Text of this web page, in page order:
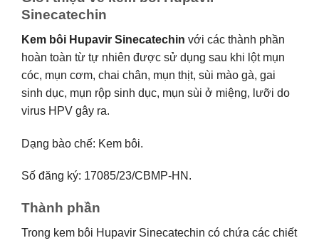
Sinecatechin
Kem bôi Hupavir Sinecatechin với các thành phần
hoàn toàn từ tự nhiên được sử dụng sau khi lột mụn
cóc, mụn cơm, chai chân, mụn thịt, sùi mào gà, gai
sinh dục, mụn rộp sinh dục, mụn sùi ở miệng, lưỡi do
virus HPV gây ra.
Dạng bào chế: Kem bôi.
Số đăng ký: 17085/23/CBMP-HN.
Thành phần
Trong kem bôi Hupavir Sinecatechin có chứa các chiết